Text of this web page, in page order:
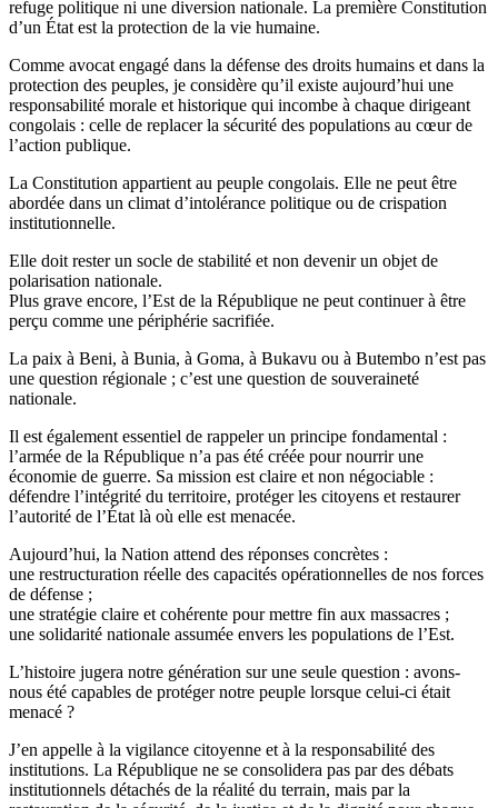
refuge politique ni une diversion nationale. La première Constitution
d’un État est la protection de la vie humaine.
Comme avocat engagé dans la défense des droits humains et dans la
protection des peuples, je considère qu’il existe aujourd’hui une
responsabilité morale et historique qui incombe à chaque dirigeant
congolais : celle de replacer la sécurité des populations au cœur de
l’action publique.
La Constitution appartient au peuple congolais. Elle ne peut être
abordée dans un climat d’intolérance politique ou de crispation
institutionnelle.
Elle doit rester un socle de stabilité et non devenir un objet de
polarisation nationale.
Plus grave encore, l’Est de la République ne peut continuer à être
perçu comme une périphérie sacrifiée.
La paix à Beni, à Bunia, à Goma, à Bukavu ou à Butembo n’est pas
une question régionale ; c’est une question de souveraineté
nationale.
Il est également essentiel de rappeler un principe fondamental :
l’armée de la République n’a pas été créée pour nourrir une
économie de guerre. Sa mission est claire et non négociable :
défendre l’intégrité du territoire, protéger les citoyens et restaurer
l’autorité de l’État là où elle est menacée.
Aujourd’hui, la Nation attend des réponses concrètes :
une restructuration réelle des capacités opérationnelles de nos forces
de défense ;
une stratégie claire et cohérente pour mettre fin aux massacres ;
une solidarité nationale assumée envers les populations de l’Est.
L’histoire jugera notre génération sur une seule question : avons-
nous été capables de protéger notre peuple lorsque celui-ci était
menacé ?
J’en appelle à la vigilance citoyenne et à la responsabilité des
institutions. La République ne se consolidera pas par des débats
institutionnels détachés de la réalité du terrain, mais par la